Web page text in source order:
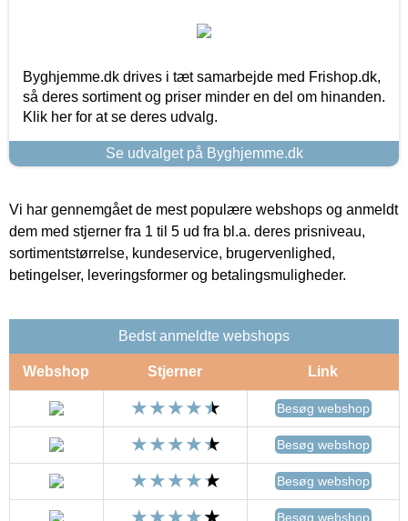
Byghjemme.dk drives i tæt samarbejde med Frishop.dk,
så deres sortiment og priser minder en del om hinanden.
Klik her for at se deres udvalg.
Se udvalget på Byghjemme.dk
Vi har gennemgået de mest populære webshops og anmeldt
dem med stjerner fra 1 til 5 ud fra bl.a. deres prisniveau,
sortimentstørrelse, kundeservice, brugervenlighed,
betingelser, leveringsformer og betalingsmuligheder.
Bedst anmeldte webshops
Webshop Stjerner Link
Besøg webshop
Besøg webshop
Besøg webshop
Besøg webshop